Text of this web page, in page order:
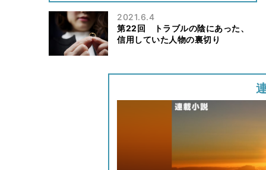
2021.6.4
第22回 トラブルの陰にあった、
信用していた人物の裏切り